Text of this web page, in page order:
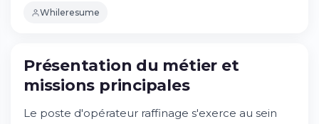
Whileresume
Présentation du métier et
missions principales
Le poste d'opérateur raffinage s'exerce au sein